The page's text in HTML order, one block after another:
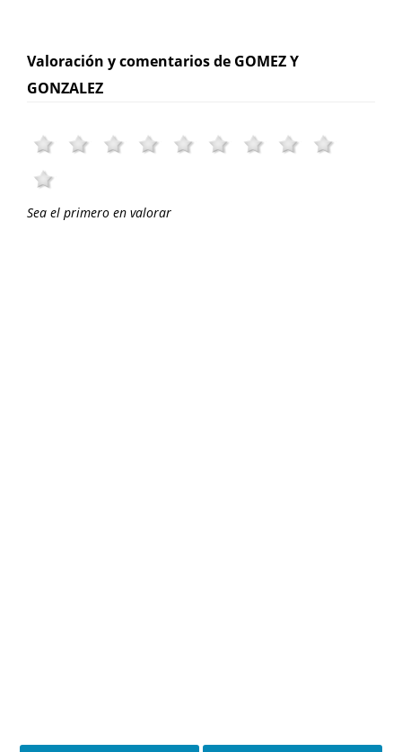
Valoración y comentarios de GOMEZ Y
GONZALEZ
Sea el primero en valorar